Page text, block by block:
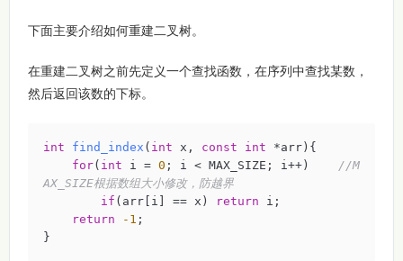
下面主要介绍如何重建二叉树。
在重建二叉树之前先定义一个查找函数，在序列中查找某数，
然后返回该数的下标。
int find_index ( int x, const int *arr) {
for( int i = 0 ; i < MAX_SIZE; i++)
//M
AX_SIZE根据数组大小修改，防越界
if (arr[i] == x) return i;
return
-1 ;
}